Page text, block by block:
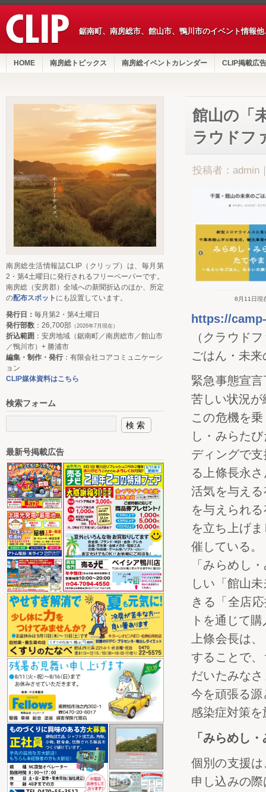
鋸南町、南房総市、館山市、鴨川市のイベント情報
HOME 南房総トピックス 南房総イベントカレンダー CLIP掲載広告
館山の「
ラウドフ
投稿者：admin
8月11日現
https://
（クラウド
ごはん・未
緊急事態宣
苦しい状況
この危機を
し・みらた
ディングで
る上條長永
活気を与え
を与えられ
を立ち上げ
催している。
「みらめし
しい「館山
きる「全店
トを通じて
上條会長は
することで
だいたみな
今を頑張る
感染症対策
「みらめし
個別の支援
申し込みの
南房総生活情報誌CLIP（クリップ）は、毎月第
2・第4土曜日に発行されるフリーペーパーです。
南房総（安房郡）全域への新聞折込のほか、所定
の配布スポット にも設置しています。
発行日： 毎月第2・第4土曜日
発行部数 ：26,700部 （2026年7月現在）
折込範囲 ：安房地域（鋸南町／南房総市／館山市
／鴨川市）+ 勝浦市
編集・制作・発行：有限会社コアコミュニケーシ
ョン
CLIP媒体資料はこちら
検索フォーム
最新号掲載広告